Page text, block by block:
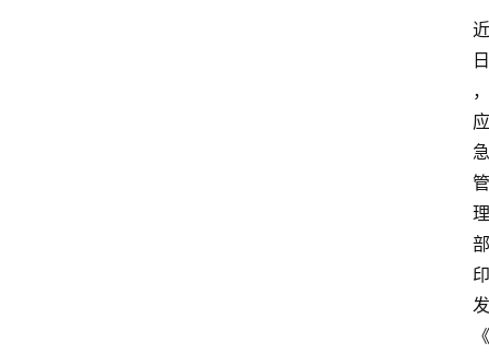
近
日
，
应
急
管
理
部
印
发
《